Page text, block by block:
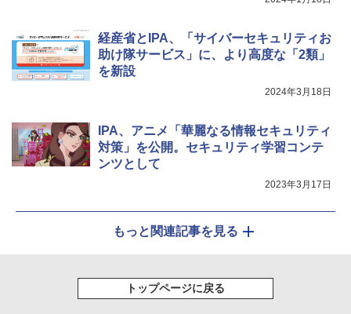
経産省とIPA、「サイバーセキュリティお
助け隊サービス」に、より高度な「2類」
を新設
2024年3月18日
IPA、アニメ「華麗なる情報セキュリティ
対策」を公開。セキュリティ学習コンテ
ンツとして
2023年3月17日
もっと関連記事を見る
トップページに戻る